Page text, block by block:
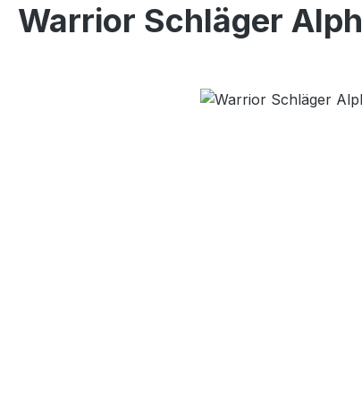
Warrior Schläger